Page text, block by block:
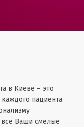
в Киеве – это
пациента.
все Ваши смелые